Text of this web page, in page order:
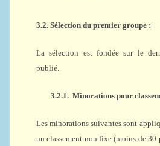
3.2. Sélection du premier groupe :
La sélection est fondée sur le
publié.
3.2.1. Minorations pour
Les minorations suivantes sont
un classement non fixe (moins de 30